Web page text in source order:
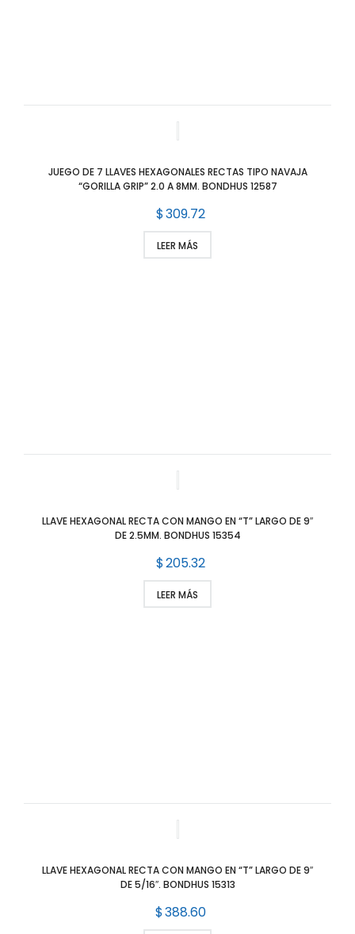
JUEGO DE 7 LLAVES HEXAGONALES RECTAS TIPO NAVAJA
“GORILLA GRIP” 2.0 A 8MM. BONDHUS 12587
$309.72
LEER MÁS
LLAVE HEXAGONAL RECTA CON MANGO EN “T” LARGO DE 9″
DE 2.5MM. BONDHUS 15354
$205.32
LEER MÁS
LLAVE HEXAGONAL RECTA CON MANGO EN “T” LARGO DE 9″
DE 5/16″. BONDHUS 15313
$388.60